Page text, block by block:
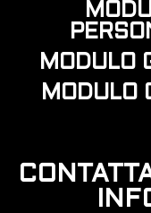
MODULO
MODULO